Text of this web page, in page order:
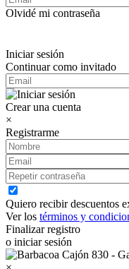
Olvidé mi contraseña
Iniciar sesión
Continuar como invitado
Crear una cuenta
×
Registrarme
Quiero recibir descuentos
Ver los términos y
Finalizar registro
o iniciar sesión